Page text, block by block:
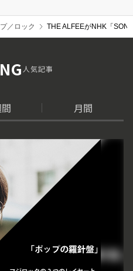
／ロック THE ALFEEがNHK「
人気記事
月間